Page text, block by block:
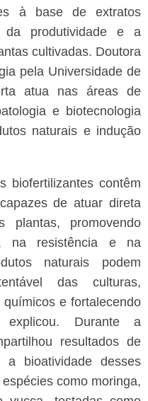
à base de extratos
da produtividade e a
cultivadas. Doutora
pela Universidade de
atua nas áreas de
e biotecnologia
naturais e indução
biofertilizantes contêm
de atuar direta
plantas, promovendo
na resistência e na
naturais podem
das culturas,
e fortalecendo
explicou. Durante a
resultados de
a bioatividade desses
como moringa,